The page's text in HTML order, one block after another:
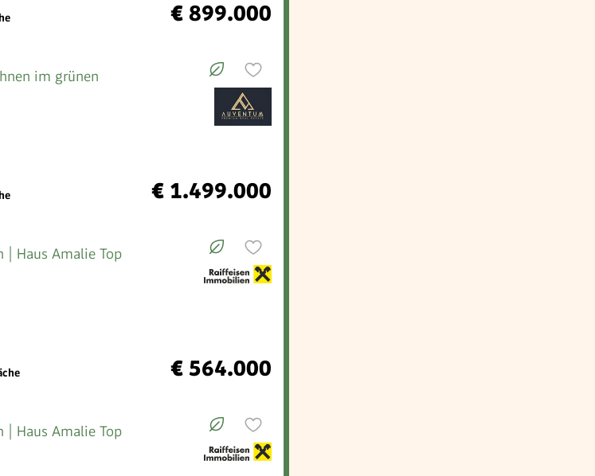
€ 899.000
im grünen
€ 1.499.000
| Haus Amalie Top
€ 564.000
| Haus Amalie Top